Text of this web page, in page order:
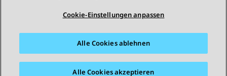
Sitemap Nutzungsbedingungen
Datenschutz
Marken
Barrierefreiheit
Cookie-Einstellungen anpassen
Alle Cookies ablehnen
Alle Cookies akzeptieren